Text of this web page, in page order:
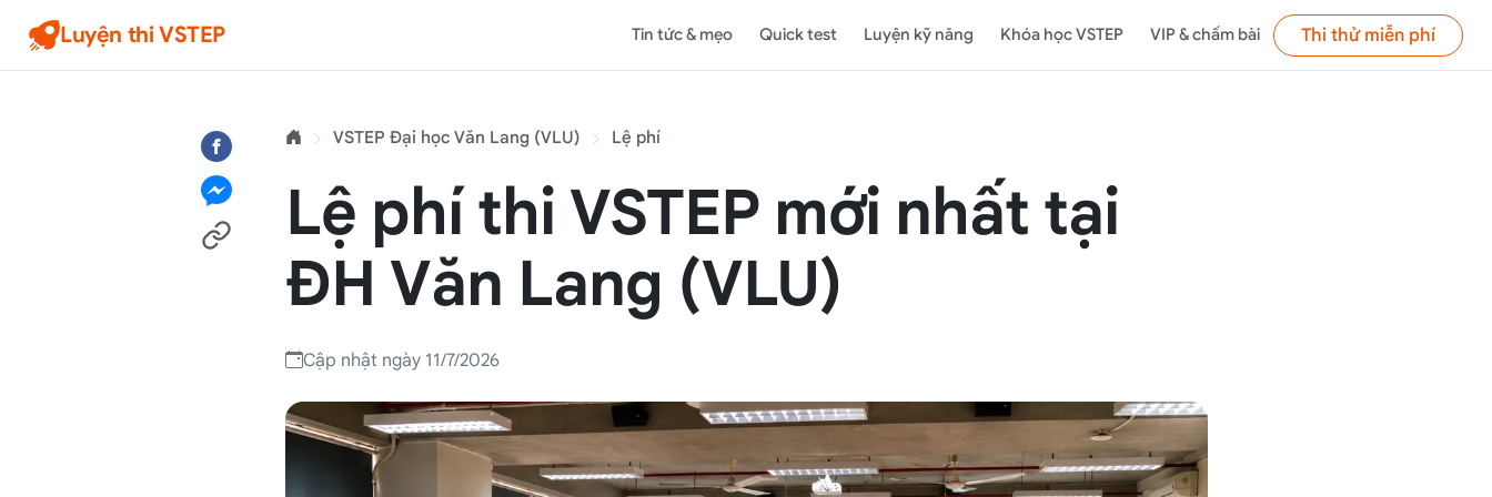
Luyện thi VSTEP Tin tức & mẹo Quick test Luyện kỹ năng Khóa học VSTEP VIP & chấm bài Thi thử miễn phí
VSTEP Đại học Văn Lang (VLU) Lệ phí
Lệ phí thi VSTEP mới nhất tại
ĐH Văn Lang (VLU)
Cập nhật ngày 11/7/2026